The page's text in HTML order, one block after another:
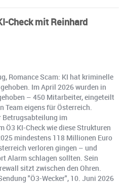
Check mit Reinhard
Romance Scam: KI hat kriminelle
Im April 2026 wurden in
– 450 Mitarbeiter, eingeteilt
Team eigens für Österreich.
Betrugsabteilung im
Ö3 KI-Check wie diese Strukturen
mindestens 118 Millionen Euro
verloren gingen – und
Alarm schlagen sollten. Sein
sitzt zwischen den Ohren.
"Ö3-Wecker", 10. Juni 2026